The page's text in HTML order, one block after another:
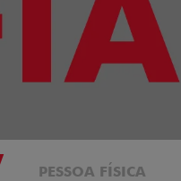
PESSOA FÍSICA